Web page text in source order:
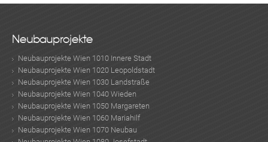
Neubauprojekte
Neubauprojekte Wien 1010 Innere Stadt
Neubauprojekte Wien 1020 Leopoldstadt
Neubauprojekte Wien 1030 Landstraße
Neubauprojekte Wien 1040 Wieden
Neubauprojekte Wien 1050 Margareten
Neubauprojekte Wien 1060 Mariahilf
Neubauprojekte Wien 1070 Neubau